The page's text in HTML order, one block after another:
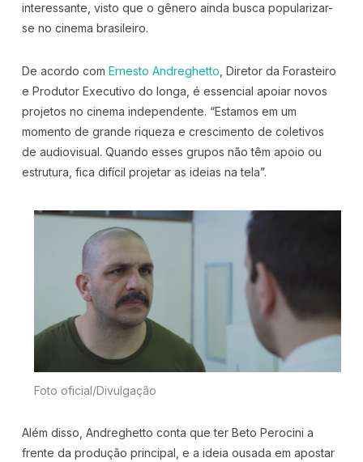
interessante, visto que o gênero ainda busca popularizar-
se no cinema brasileiro.
De acordo com Ernesto Andreghetto , Diretor da Forasteiro
e Produtor Executivo do longa, é essencial apoiar novos
projetos no cinema independente. “Estamos em um
momento de grande riqueza e crescimento de coletivos
de audiovisual. Quando esses grupos não têm apoio ou
estrutura, fica difícil projetar as ideias na tela”.
Foto oficial/Divulgação
Além disso, Andreghetto conta que ter Beto Perocini a
frente da produção principal, e a ideia ousada em apostar